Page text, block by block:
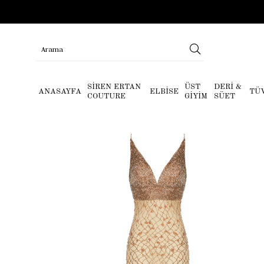
ANASAYFA
SİREN ERTAN
COUTURE
ELBİSE
ÜST
GİYİM
DERİ &
SÜET